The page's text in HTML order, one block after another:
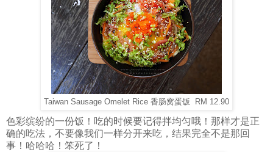
Taiwan Sausage Omelet Rice 香肠窝蛋饭 RM 12.90
色彩缤纷的一份饭！吃的时候要记得拌均匀哦！那样才是正
确的吃法，不要像我们一样分开来吃，结果完全不是那回
事！哈哈哈！笨死了！